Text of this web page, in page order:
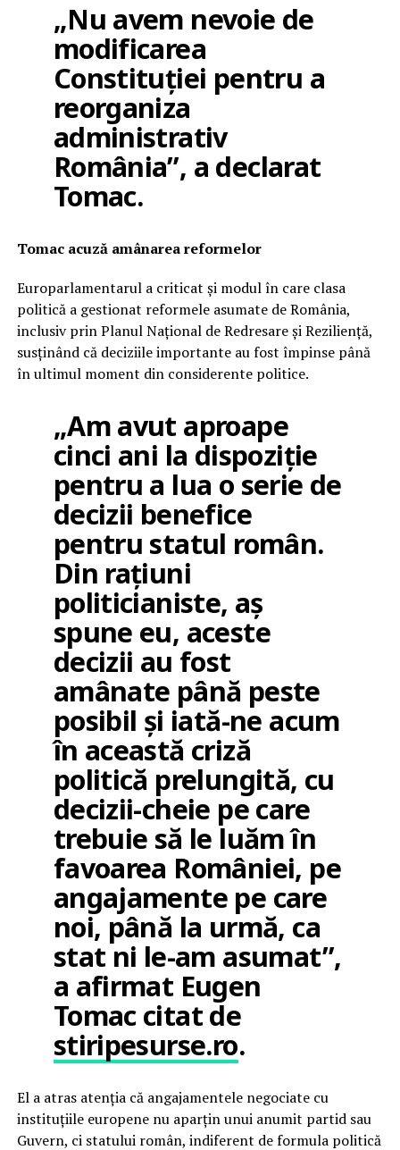
„Nu avem nevoie de
modificarea
Constituției pentru a
reorganiza
administrativ
România”, a declarat
Tomac.
Tomac acuză amânarea reformelor
Europarlamentarul a criticat și modul în care clasa
politică a gestionat reformele asumate de România,
inclusiv prin Planul Național de Redresare și Reziliență,
susținând că deciziile importante au fost împinse până
în ultimul moment din considerente politice.
„Am avut aproape
cinci ani la dispoziție
pentru a lua o serie de
decizii benefice
pentru statul român.
Din rațiuni
politicianiste, aș
spune eu, aceste
decizii au fost
amânate până peste
posibil și iată-ne acum
în această criză
politică prelungită, cu
decizii-cheie pe care
trebuie să le luăm în
favoarea României, pe
angajamente pe care
noi, până la urmă, ca
stat ni le-am asumat”,
a afirmat Eugen
Tomac citat de
stiripesurse.ro.
El a atras atenția că angajamentele negociate cu
instituțiile europene nu aparțin unui anumit partid sau
Guvern, ci statului român, indiferent de formula politică